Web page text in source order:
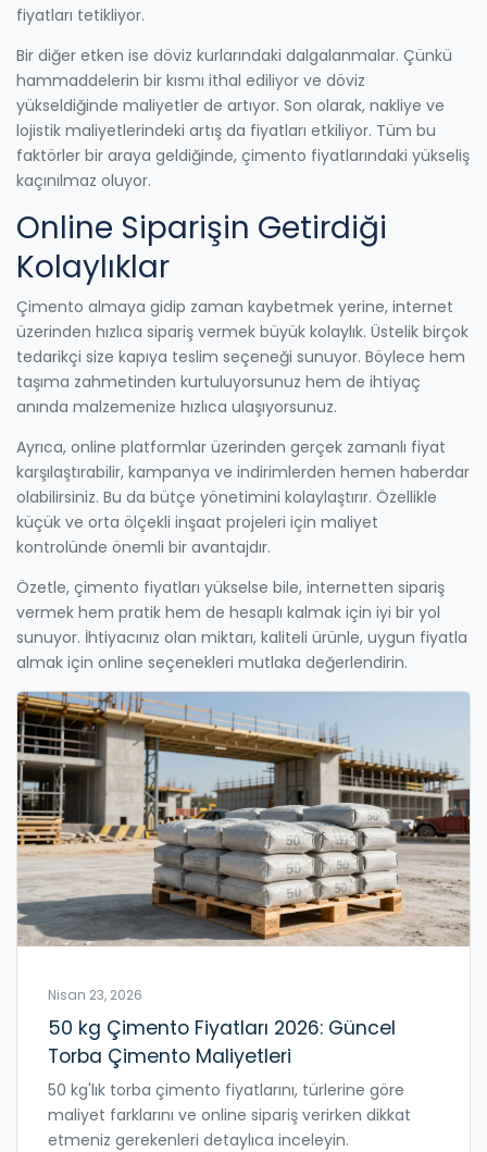
fiyatları tetikliyor.
Bir diğer etken ise döviz kurlarındaki dalgalanmalar. Çünkü
hammaddelerin bir kısmı ithal ediliyor ve döviz
yükseldiğinde maliyetler de artıyor. Son olarak, nakliye ve
lojistik maliyetlerindeki artış da fiyatları etkiliyor. Tüm bu
faktörler bir araya geldiğinde, çimento fiyatlarındaki yükseliş
kaçınılmaz oluyor.
Online Siparişin Getirdiği
Kolaylıklar
Çimento almaya gidip zaman kaybetmek yerine, internet
üzerinden hızlıca sipariş vermek büyük kolaylık. Üstelik birçok
tedarikçi size kapıya teslim seçeneği sunuyor. Böylece hem
taşıma zahmetinden kurtuluyorsunuz hem de ihtiyaç
anında malzemenize hızlıca ulaşıyorsunuz.
Ayrıca, online platformlar üzerinden gerçek zamanlı fiyat
karşılaştırabilir, kampanya ve indirimlerden hemen haberdar
olabilirsiniz. Bu da bütçe yönetimini kolaylaştırır. Özellikle
küçük ve orta ölçekli inşaat projeleri için maliyet
kontrolünde önemli bir avantajdır.
Özetle, çimento fiyatları yükselse bile, internetten sipariş
vermek hem pratik hem de hesaplı kalmak için iyi bir yol
sunuyor. İhtiyacınız olan miktarı, kaliteli ürünle, uygun fiyatla
almak için online seçenekleri mutlaka değerlendirin.
Nisan 23, 2026
50 kg Çimento Fiyatları 2026: Güncel
Torba Çimento Maliyetleri
50 kg'lık torba çimento fiyatlarını, türlerine göre
maliyet farklarını ve online sipariş verirken dikkat
etmeniz gerekenleri detaylıca inceleyin.